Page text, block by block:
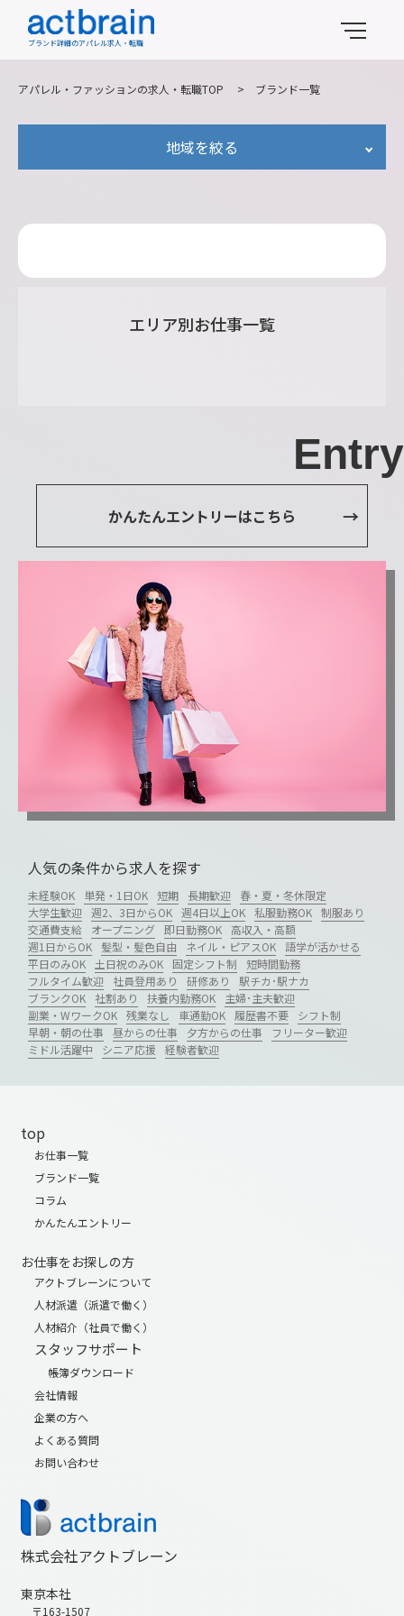
ブランド詳細のアパレル求人・転職
アパレル・ファッションの求人・転職TOP > ブランド一覧
地域を絞る
エリア別お仕事一覧
Entry
かんたんエントリーはこちら
人気の条件から求人を探す
未経験OK 単発・1日OK 短期 長期歓迎
春・夏・冬休限定
大学生歓迎
週2、3日からOK 週4日以上OK 私服勤務OK
制服あり
交通費支給
オープニング 即日勤務OK
高収入・高額
週1日からOK
髪型・髪色自由 ネイル・ピアスOK
語学が活かせる
平日のみOK
土日祝のみOK 固定シフト制
短時間勤務
フルタイム歓迎
社員登用あり 研修あり
駅チカ･駅ナカ
ブランクOK
社割あり 扶養内勤務OK
主婦･主夫歓迎
副業・WワークOK
残業なし 車通勤OK 履歴書不要
シフト制
早朝・朝の仕事
昼からの仕事 夕方からの仕事
フリーター歓迎
ミドル活躍中
シニア応援 経験者歓迎
top
お仕事一覧
ブランド一覧
コラム
かんたんエントリー
お仕事をお探しの方
アクトブレーンについて
人材派遣（派遣で働く）
人材紹介（社員で働く）
スタッフサポート
帳簿ダウンロード
会社情報
企業の方へ
よくある質問
お問い合わせ
株式会社アクトブレーン
東京本社
〒163-1507